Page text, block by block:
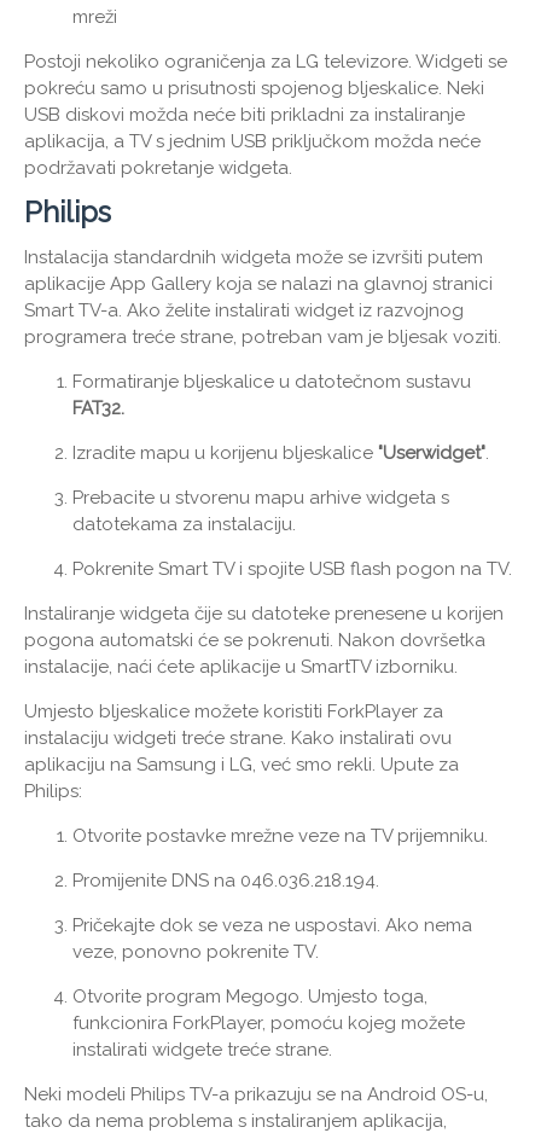
mreži
Postoji nekoliko ograničenja za LG televizore. Widgeti se
pokreću samo u prisutnosti spojenog bljeskalice. Neki
USB diskovi možda neće biti prikladni za instaliranje
aplikacija, a TV s jednim USB priključkom možda neće
podržavati pokretanje widgeta.
Philips
Instalacija standardnih widgeta može se izvršiti putem
aplikacije App Gallery koja se nalazi na glavnoj stranici
Smart TV-a. Ako želite instalirati widget iz razvojnog
programera treće strane, potreban vam je bljesak voziti.
Formatiranje bljeskalice u datotečnom sustavu
FAT32.
Izradite mapu u korijenu bljeskalice "Userwidget".
Prebacite u stvorenu mapu arhive widgeta s
datotekama za instalaciju.
Pokrenite Smart TV i spojite USB flash pogon na TV.
Instaliranje widgeta čije su datoteke prenesene u korijen
pogona automatski će se pokrenuti. Nakon dovršetka
instalacije, naći ćete aplikacije u SmartTV izborniku.
Umjesto bljeskalice možete koristiti ForkPlayer za
instalaciju widgeti treće strane. Kako instalirati ovu
aplikaciju na Samsung i LG, već smo rekli. Upute za
Philips:
Otvorite postavke mrežne veze na TV prijemniku.
Promijenite DNS na 046.036.218.194.
Pričekajte dok se veza ne uspostavi. Ako nema
veze, ponovno pokrenite TV.
Otvorite program Megogo. Umjesto toga,
funkcionira ForkPlayer, pomoću kojeg možete
instalirati widgete treće strane.
Neki modeli Philips TV-a prikazuju se na Android OS-u,
tako da nema problema s instaliranjem aplikacija,